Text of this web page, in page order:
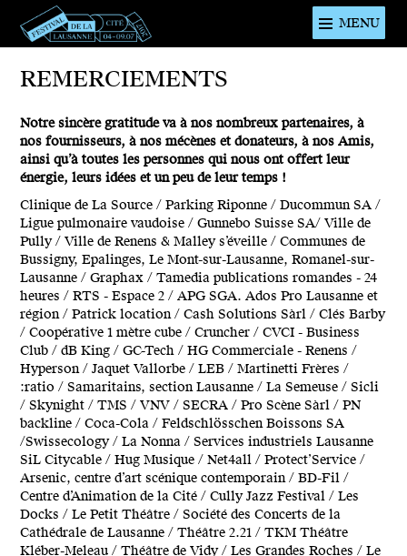
Festival de
la cité de
Lausanne -
du 4 au 9
juillet 2017 -
46ème
édition
MENU
REMERCIEMENTS
Notre sincère gratitude va à nos nombreux partenaires, à
nos fournisseurs, à nos mécènes et donateurs, à nos Amis,
ainsi qu’à toutes les personnes qui nous ont offert leur
énergie, leurs idées et un peu de leur temps !
Clinique de La Source / Parking Riponne / Ducommun SA /
Ligue pulmonaire vaudoise / Gunnebo Suisse SA/ Ville de
Pully / Ville de Renens & Malley s’éveille / Communes de
Bussigny, Epalinges, Le Mont-sur-Lausanne, Romanel-sur-
Lausanne / Graphax / Tamedia publications romandes - 24
heures / RTS - Espace 2 / APG SGA. Ados Pro Lausanne et
région / Patrick location / Cash Solutions Sàrl / Clés Barby
/ Coopérative 1 mètre cube / Cruncher / CVCI - Business
Club / dB King / GC-Tech / HG Commerciale - Renens /
Hyperson / Jaquet Vallorbe / LEB / Martinetti Frères /
:ratio / Samaritains, section Lausanne / La Semeuse / Sicli
/ Skynight / TMS / VNV / SECRA / Pro Scène Sàrl / PN
backline / Coca-Cola / Feldschlösschen Boissons SA
/Swissecology / La Nonna / Services industriels Lausanne
SiL Citycable / Hug Musique / Net4all / Protect’Service /
Arsenic, centre d’art scénique contemporain / BD-Fil /
Centre d’Animation de la Cité / Cully Jazz Festival / Les
Docks / Le Petit Théâtre / Société des Concerts de la
Cathédrale de Lausanne / Théâtre 2.21 / TKM Théâtre
Kléber-Meleau / Théâtre de Vidy / Les Grandes Roches / Le